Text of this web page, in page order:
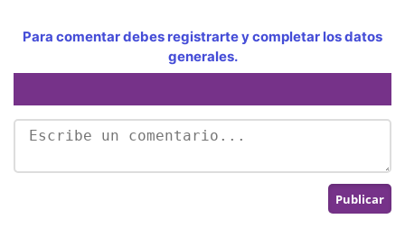
Para comentar debes registrarte y completar los datos
generales.